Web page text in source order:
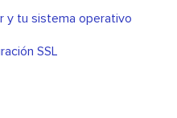
y tu sistema operativo
SSL